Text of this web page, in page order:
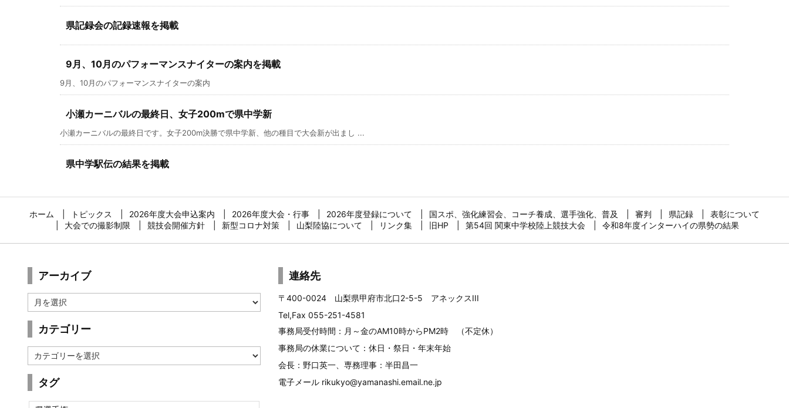
県記録会の記録速報を掲載
9月、10月のパフォーマンスナイターの案内を掲載
9月、10月のパフォーマンスナイターの案内
小瀬カーニバルの最終日、女子200mで県中学新
小瀬カーニバルの最終日です。女子200m決勝で県中学新、他の種目で大会新が出まし ...
県中学駅伝の結果を掲載
ホーム トピックス 2026年度大会申込案内 2026年度大会・行事 2026年度登録について 国スポ、強化練習会、コーチ養成、選手強化、普及 審判 県記録
表彰について
大会での撮影制限
競技会開催方針 新型コロナ対策 山梨陸協について リンク集 旧HP 第54回 関東中学校陸上競技大会 令和8年度インターハイの県勢の結果
アーカイブ
ー
カ
カテゴリー
テ
ゴ
タグ
連絡先
〒400-0024 山梨県甲府市北口2-5-5 アネックスIII
Tel,Fax 055-251-4581
事務局受付時間：月～金のAM10時からPM2時 （不定休）
事務局の休業について：休日・祭日・年末年始
会長：野口英一、専務理事：半田昌一
電子メール rikukyo@yamanashi.email.ne.jp